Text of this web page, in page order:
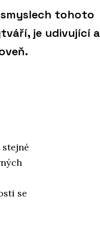
smyslech tohoto
je udivující a
stejné
se